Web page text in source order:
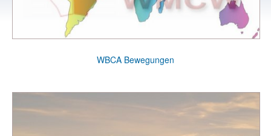
WBCA Bewegungen